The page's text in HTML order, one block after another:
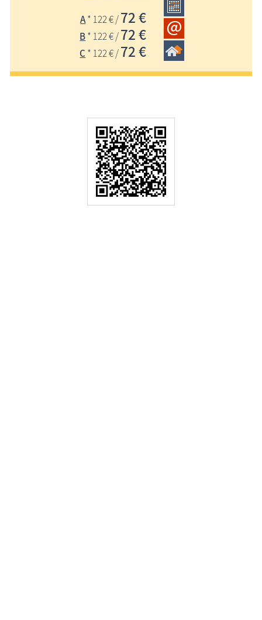
Terrasse, Grill, Kamin, W-LAN, Parkplatz auf dem Grundstück
A* 122 € /72 €
B* 122 € /72 €
C * 122 € /72 €